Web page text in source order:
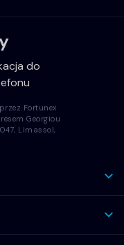
do
Fortunex
Georgiou
Limassol,